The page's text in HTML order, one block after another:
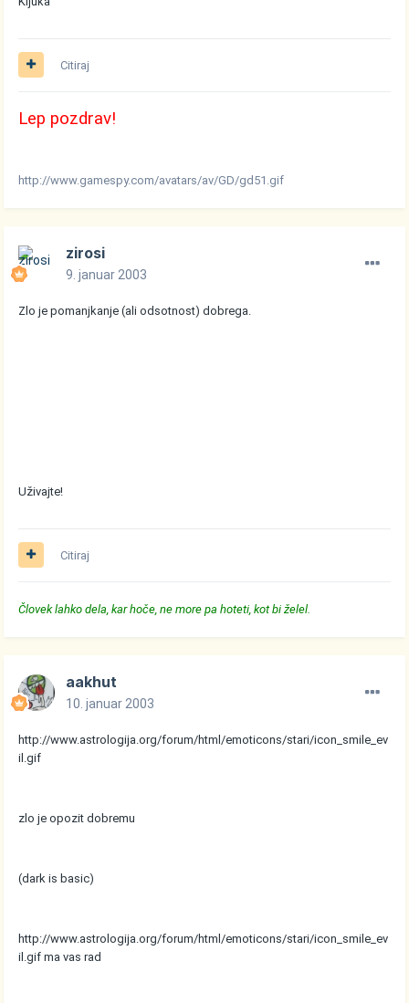
Citiraj
Lep pozdrav!
http://www.gamespy.com/avatars/av/GD/gd51.gif
zirosi
9. januar 2003
Zlo je pomanjkanje (ali odsotnost) dobrega.
Uživajte!
Citiraj
Človek lahko dela, kar hoče, ne more pa hoteti, kot bi želel.
aakhut
10. januar 2003
http://www.astrologija.org/forum/html/emoticons/stari/icon_smile_ev
il.gif
zlo je opozit dobremu
(dark is basic)
http://www.astrologija.org/forum/html/emoticons/stari/icon_smile_ev
il.gif ma vas rad